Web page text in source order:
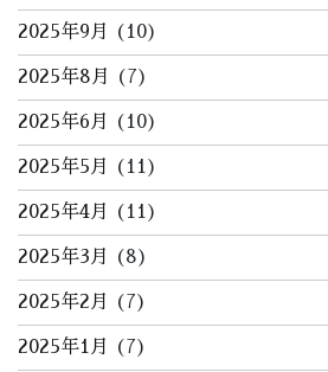
2025年9月 (10)
2025年8月 (7)
2025年6月 (10)
2025年5月 (11)
2025年4月 (11)
2025年3月 (8)
2025年2月 (7)
2025年1月 (7)